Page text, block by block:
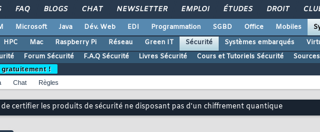
FAQ BLOGS CHAT NEWSLETTER EMPLOI ÉTUDES DROIT
Microsoft Java Dév. Web EDI Programmation SGBD Office Mobiles
HPC Mac Raspberry Pi Réseau Green IT Sécurité Systèmes embarqués
Forum Sécurité F.A.Q Sécurité Livres Sécurité Cours et Tutoriels Sécurité
!
Chat Règles
de certifier les produits de sécurité ne disposant pas d'un chiffrement quantique